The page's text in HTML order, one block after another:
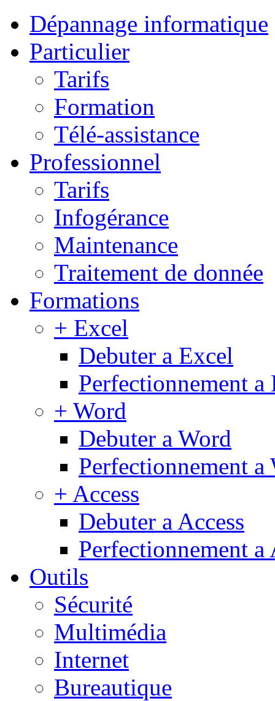
Dépannage informatique
Particulier
Tarifs
Formation
Télé-assistance
Professionnel
Tarifs
Infogérance
Maintenance
Traitement de donnée
Formations
+ Excel
Debuter a Excel
Perfectionnement a
+ Word
Debuter a Word
Perfectionnement a
+ Access
Debuter a Access
Perfectionnement a
Outils
Sécurité
Multimédia
Internet
Bureautique